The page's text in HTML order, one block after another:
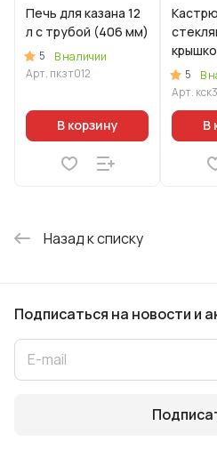
Печь для казана 12
л с трубой (406 мм)
5
В наличии
Арт. пкзт012
В корзину
5
В
Арт.
В
Назад к списку
Подписаться на новости и